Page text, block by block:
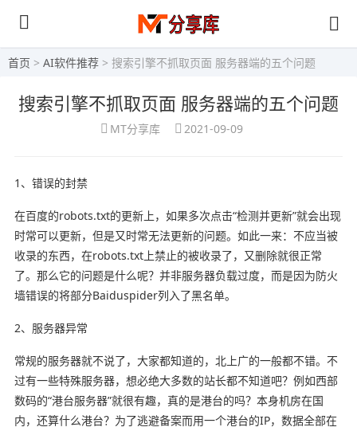
首页 > AI软件推荐 > 搜索引擎不抓取页面 服务器端的五个问题
搜索引擎不抓取页面 服务器端的五个问题
MT分享库 2021-09-09
1、错误的封禁
在百度的robots.txt的更新上，如果多次点击“检测并更新”就会出现
时常可以更新，但是又时常无法更新的问题。如此一来：不应当被
收录的东西，在robots.txt上禁止的被收录了，又删除就很正常
了。那么它的问题是什么呢？并非服务器负载过度，而是因为防火
墙错误的将部分Baiduspider列入了黑名单。
2、服务器异常
常规的服务器就不说了，大家都知道的，北上广的一般都不错。不
过有一些特殊服务器，想必绝大多数的站长都不知道吧？例如西部
数码的“港台服务器”就很有趣，真的是港台的吗？本身机房在国
内，还算什么港台？为了逃避备案而用一个港台的IP，数据全部在